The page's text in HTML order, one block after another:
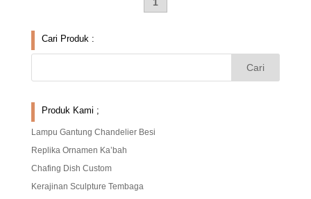
1
Cari Produk :
Produk Kami ;
Lampu Gantung Chandelier Besi
Replika Ornamen Ka’bah
Chafing Dish Custom
Kerajinan Sculpture Tembaga